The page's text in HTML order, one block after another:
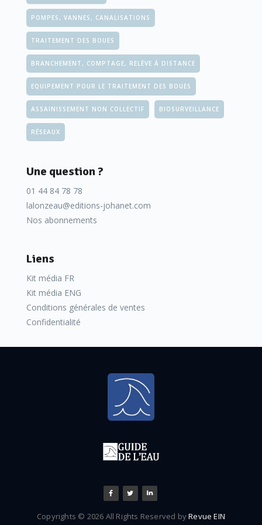
s’agit de poser des bassins de plusieurs milliers de m³
comme cela a été le cas pour le chantier de
l’aménagement de la voie U430 à Marseille (5.600 m³) ou
plus récemment à Toulouse pour un bassin sur la ZAC
Empalot (2.200 m³).
L’atout d’une Saul est de pouvoir s’adapter aux contraintes
du terrain. GRAF a ainsi développé le module Ecobloc
Inspect Flex empilable sur plusieurs niveaux mais dont la
plus faible hauteur est de 36 cm. Ceci, ajouté à une forte
recouvrement, la création d’un ensemble hydrocurable et
inspectable d’infiltration ou de rétention pour une hauteur
POMPES, VANNES, CANALISATIONS
TRAITEMENT DES BOUES
BRANCHEMENT, COMPTAGE, RELÈVE À DISTANCE
EQUIPEMENT POUR LE TRAITEMENT DES BOUES
ASSAINISSEMENT NON COLLECTIF BIOSURVEILLANCE
RÉSEAUX
Une question ?
01 44 84 78 78
lalonzeau@editions-johanet.com
Nos abonnements
Liens
Kit média FR
Kit média ENG
Conditions générales de ventes
Confidentialité
Copyrights © 2026 All Rights Reserved byRevue EIN